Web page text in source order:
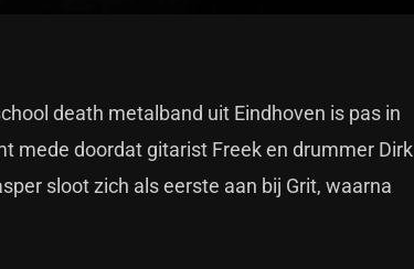
death metalband uit Eindhoven is pas in
mede doordat gitarist Freek en drummer Dirk
sloot zich als eerste aan bij Grit, waarna